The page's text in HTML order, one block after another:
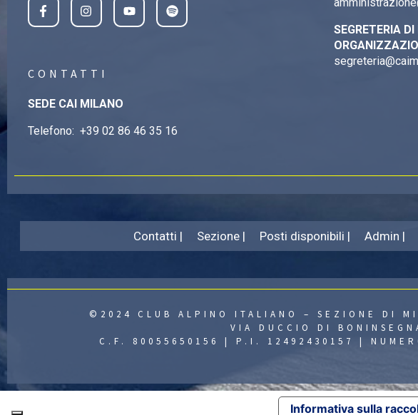
CONTATTI
SEDE CAI MILANO
Telefono: +39 02 86 46 35 16
SEGRETERIA
Contatti | Sezione | Posti disponibili | Admin |
©2024 CLUB ALPINO ITALIANO – SEZIONE DI
VIA DUCCIO DI
C.F. 80055650156 | P.I. 12492430157 |
Informativa sulla